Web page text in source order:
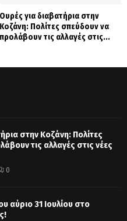
Ουρές για διαβατήρια στην
Κοζάνη: Πολίτες σπεύδουν να
προλάβουν τις αλλαγές στις...
στην Κοζάνη: Πολίτες
τις αλλαγές στις νέες
0
αύριο 31 Ιουλίου στο